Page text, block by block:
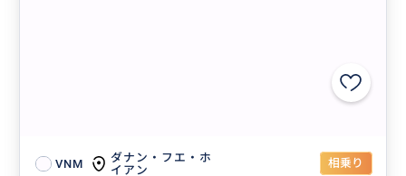
VNM
ダナン・フエ・ホ
イアン
相乗り